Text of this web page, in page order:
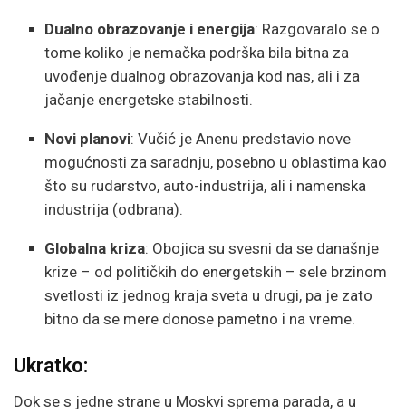
Dualno obrazovanje i energija: Razgovaralo se o
tome koliko je nemačka podrška bila bitna za
uvođenje dualnog obrazovanja kod nas, ali i za
jačanje energetske stabilnosti.
Novi planovi: Vučić je Anenu predstavio nove
mogućnosti za saradnju, posebno u oblastima kao
što su rudarstvo, auto-industrija, ali i namenska
industrija (odbrana).
Globalna kriza: Obojica su svesni da se današnje
krize – od političkih do energetskih – sele brzinom
svetlosti iz jednog kraja sveta u drugi, pa je zato
bitno da se mere donose pametno i na vreme.
Ukratko:
Dok se s jedne strane u Moskvi sprema parada, a u